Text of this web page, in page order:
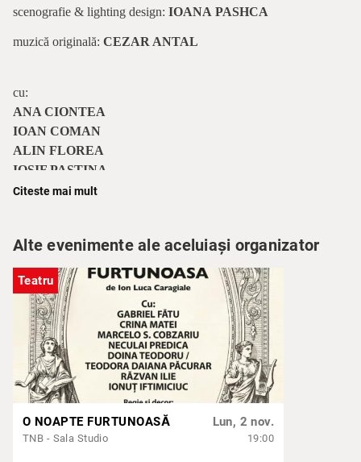
scenografie & lighting design: IOANA PASHCA
muzică originală: CEZAR ANTAL
cu:
ANA CIONTEA
IOAN COMAN
ALIN FLOREA
IOSIF PAȘTINA
IOANA ANCEA
Citeste mai mult
Alte evenimente ale aceluiași organizator
Teatru
O NOAPTE FURTUNOASĂ
TNB - Sala Studio
Lun, 2 nov.
19:00